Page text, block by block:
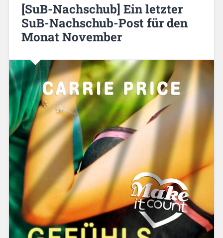
[SuB-Nachschub] Ein letzter
SuB-Nachschub-Post für den
Monat November